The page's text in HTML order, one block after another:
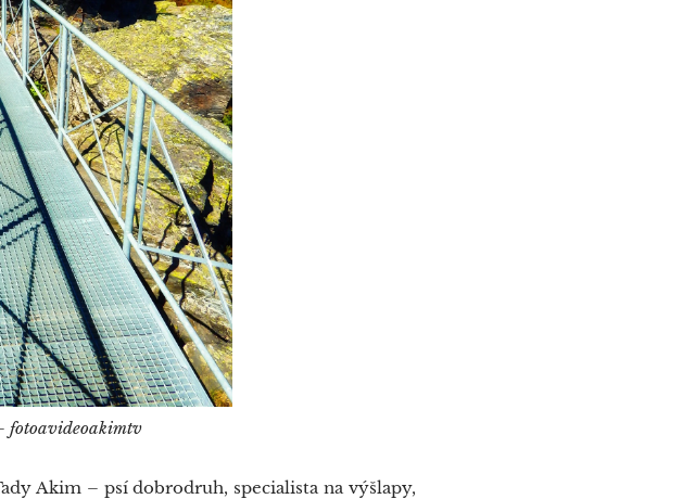
fotoavideoakimtv
Akim – psí dobrodruh, specialista na výšlapy,